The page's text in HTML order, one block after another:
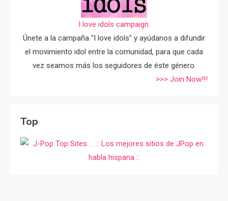
I love idols campaign.
Únete a la campaña "I love idols" y ayúdanos a difundir
el movimiento idol entre la comunidad, para que cada
vez seamos más los seguidores de éste género.
>>> Join Now!!!
Top